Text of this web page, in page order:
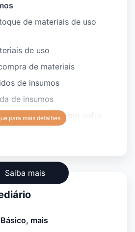
de materiais de uso
de uso
de materiais
de insumos
de insumos
de insumos por safra
para mais detalhes
mais
Saiba mais